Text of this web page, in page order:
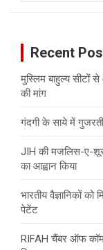
Recent
मुस्लिम बाहुल्य सीटों
की मांग
गंदगी के साये में
JIH की मजलिस-ए-
का आह्वान किया
भारतीय वैज्ञानिकों को
पेटेंट
RIFAH चैंबर ऑफ